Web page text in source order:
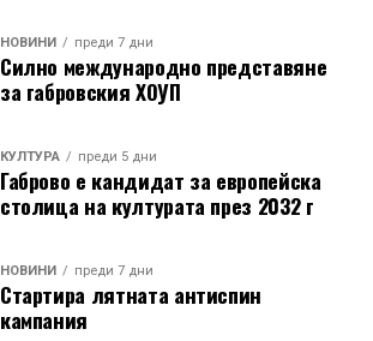
НОВИНИ преди 7 дни
Силно международно представяне
за габровския ХОУП
КУЛТУРА преди 5 дни
Габрово е кандидат за европейска
столица на културата през 2032 г
НОВИНИ преди 7 дни
Стартира лятната антиспин
кампания